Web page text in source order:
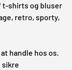
t-shirts og bluser
retro, sporty,
handle hos os.
sikre